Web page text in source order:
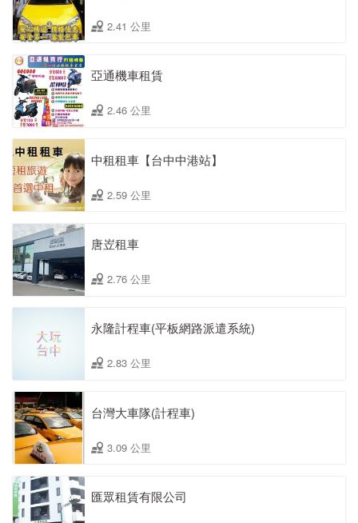
2.41 公里
亞通機車租賃
2.46 公里
中租租車【台中中港站】
2.59 公里
唐岦租車
2.76 公里
永隆計程車(平板網路派遣系統)
2.83 公里
台灣大車隊(計程車)
3.09 公里
匯眾租賃有限公司